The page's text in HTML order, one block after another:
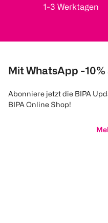
1-3 Werktagen
Mit WhatsApp -
Abonniere jetzt die BIPA
BIPA Online Shop!